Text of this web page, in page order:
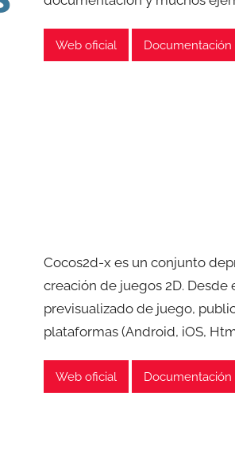
Web oficial Documentación
Cocos2d-x es un conjunto
creación de juegos 2D.
previsualizado de juego,
plataformas (Android, iOS,
Web oficial Documentación